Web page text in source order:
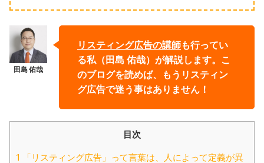
リスティング広告の講師も行ってい
る私（田島 佑哉）が解説します。こ
のブログを読めば、もうリスティン
グ広告で迷う事はありません！
目次
1 「リスティング広告」って言葉は、人によって定義が異